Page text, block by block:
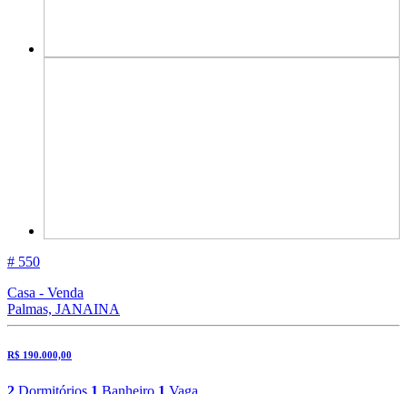
# 550
Casa - Venda
Palmas, JANAINA
R$ 190.000,00